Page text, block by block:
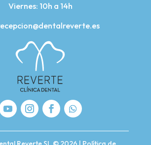
Viernes: 10h a 14h